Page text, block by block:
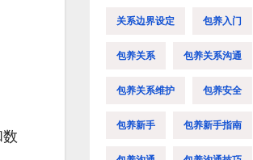
关系边界设定 包养入门
包养关系 包养关系沟通
包养关系维护 包养安全
包养新手 包养新手指南